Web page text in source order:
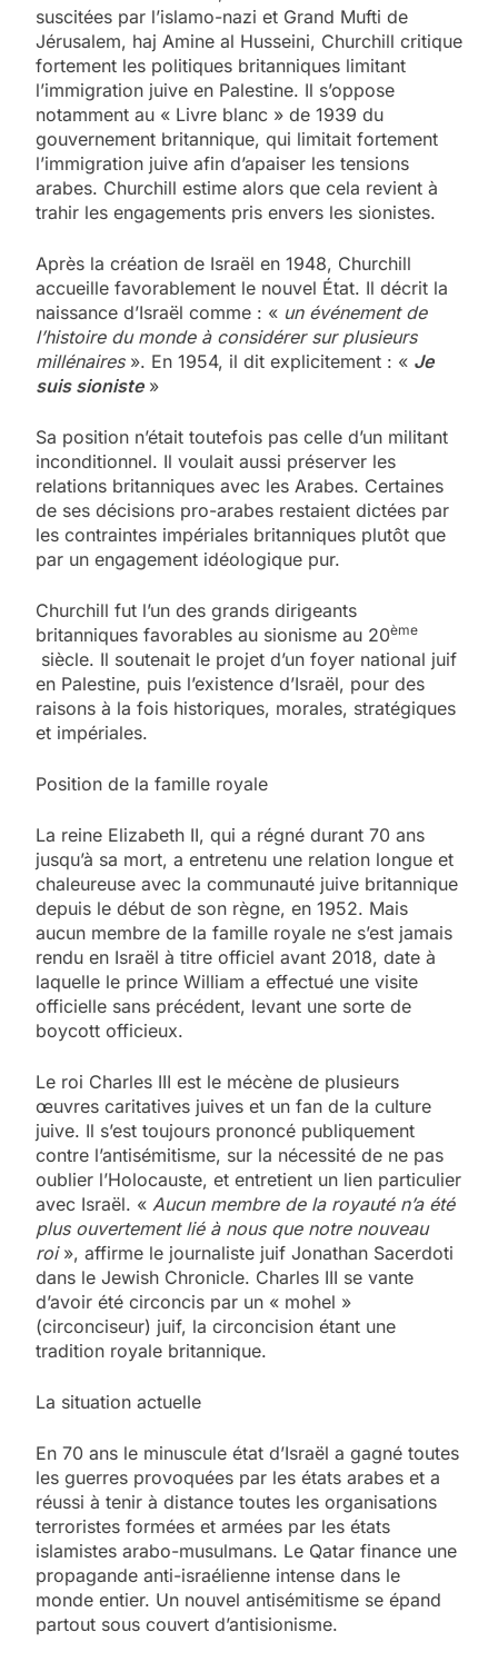
suscitées par l’islamo-nazi et Grand Mufti de
Jérusalem, haj Amine al Husseini, Churchill critique
fortement les politiques britanniques limitant
l’immigration juive en Palestine. Il s’oppose
notamment au « Livre blanc » de 1939 du
gouvernement britannique, qui limitait fortement
l’immigration juive afin d’apaiser les tensions
arabes. Churchill estime alors que cela revient à
trahir les engagements pris envers les sionistes.
Après la création de Israël en 1948, Churchill
accueille favorablement le nouvel État. Il décrit la
naissance d’Israël comme : « un événement de
l’histoire du monde à considérer sur plusieurs
millénaires ». En 1954, il dit explicitement : « Je
suis sioniste»
Sa position n’était toutefois pas celle d’un militant
inconditionnel. Il voulait aussi préserver les
relations britanniques avec les Arabes. Certaines
de ses décisions pro-arabes restaient dictées par
les contraintes impériales britanniques plutôt que
par un engagement idéologique pur.
Churchill fut l’un des grands dirigeants
britanniques favorables au sionisme au 20ème
siècle. Il soutenait le projet d’un foyer national juif
en Palestine, puis l’existence d’Israël, pour des
raisons à la fois historiques, morales, stratégiques
et impériales.
Position de la famille royale
La reine Elizabeth II, qui a régné durant 70 ans
jusqu’à sa mort, a entretenu une relation longue et
chaleureuse avec la communauté juive britannique
depuis le début de son règne, en 1952. Mais
aucun membre de la famille royale ne s’est jamais
rendu en Israël à titre officiel avant 2018, date à
laquelle le prince William a effectué une visite
officielle sans précédent, levant une sorte de
boycott officieux.
Le roi Charles III est le mécène de plusieurs
œuvres caritatives juives et un fan de la culture
juive. Il s’est toujours prononcé publiquement
contre l’antisémitisme, sur la nécessité de ne pas
oublier l’Holocauste, et entretient un lien particulier
avec Israël. « Aucun membre de la royauté n’a été
plus ouvertement lié à nous que notre nouveau
roi», affirme le journaliste juif Jonathan Sacerdoti
dans le Jewish Chronicle. Charles III se vante
d’avoir été circoncis par un « mohel »
(circonciseur) juif, la circoncision étant une
tradition royale britannique.
La situation actuelle
En 70 ans le minuscule état d’Israël a gagné toutes
les guerres provoquées par les états arabes et a
réussi à tenir à distance toutes les organisations
terroristes formées et armées par les états
islamistes arabo-musulmans. Le Qatar finance une
propagande anti-israélienne intense dans le
monde entier. Un nouvel antisémitisme se épand
partout sous couvert d’antisionisme.